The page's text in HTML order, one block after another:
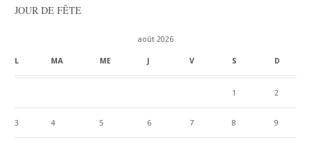
JOUR DE FÊTE
août 2026
L MA ME J V S D
1 2
3 4 5 6 7 8 9